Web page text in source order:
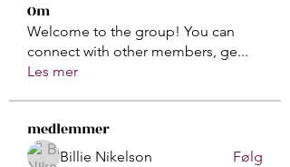
Om
Welcome to the group! You can
connect with other members, ge...
Les mer
medlemmer
Billie Nikelson Følg